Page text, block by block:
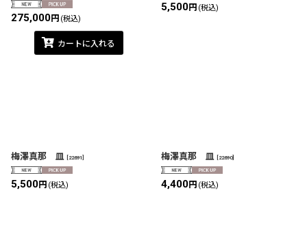
275,000円 (税込)
カートに入れる
5,500円 (税込)
梅澤真那 皿 [22691]
5,500円 (税込)
梅澤真那 皿 [22690]
4,400円 (税込)